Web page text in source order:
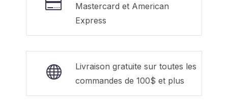
Mastercard et American
Express
Livraison gratuite sur toutes les
commandes de 100$ et plus